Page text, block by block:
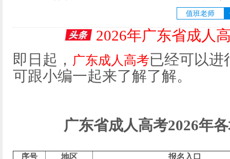
值班老师
2026年广东省成人
即日起， 广东成人高考已经可以进
可跟小编一起来了解了解。
广东省成人高考2026年
序号 地区
报名入口